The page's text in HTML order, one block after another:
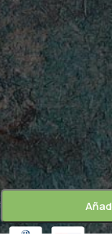
by QCommerce